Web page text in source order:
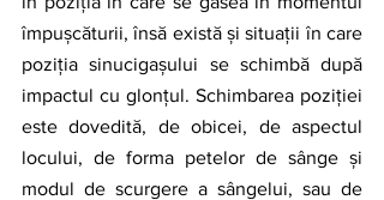
împușcăturii, însă există și situații în care
poziția sinucigașului se schimbă după
impactul cu glonțul. Schimbarea poziției
este dovedită, de obicei, de aspectul
locului, de forma petelor de sânge și
modul de scurgere a sângelui, sau de